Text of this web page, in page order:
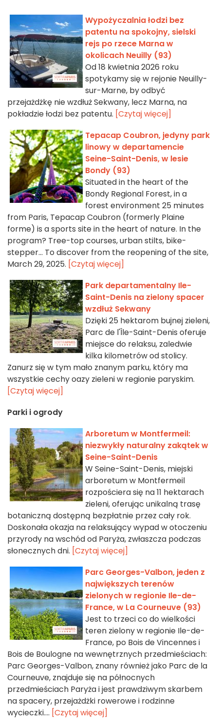
Wypożyczalnia łodzi bez
patentu na spokojny, sielski
rejs po rzece Marna w
okolicach Neuilly (93)
Od 18 kwietnia 2026 roku
spotykamy się w rejonie Neuilly-
sur-Marne, by odbyć
przejażdżkę nie wzdłuż Sekwany, lecz Marna, na
pokładzie łodzi bez patentu. [Czytaj więcej]
Tepacap Coubron, jedyny park
linowy w departamencie
Seine-Saint-Denis, w lesie
Bondy (93)
Situated in the heart of the
Bondy Regional Forest, in a
forest environment 25 minutes
from Paris, Tepacap Coubron (formerly Plaine
forme) is a sports site in the heart of nature. In the
program? Tree-top courses, urban stilts, bike-
stepper... To discover from the reopening of the site,
March 29, 2025. [Czytaj więcej]
Park departamentalny Ile-
Saint-Denis na zielony spacer
wzdłuż Sekwany
Dzięki 25 hektarom bujnej zieleni,
Parc de l'Île-Saint-Denis oferuje
miejsce do relaksu, zaledwie
kilka kilometrów od stolicy.
Zanurz się w tym mało znanym parku, który ma
wszystkie cechy oazy zieleni w regionie paryskim.
[Czytaj więcej]
Parki i ogrody
Arboretum w Montfermeil:
niezwykły naturalny zakątek w
Seine-Saint-Denis
W Seine-Saint-Denis, miejski
arboretum w Montfermeil
rozpościera się na 11 hektarach
zieleni, oferując unikalną trasę
botaniczną dostępną bezpłatnie przez cały rok.
Doskonała okazja na relaksujący wypad w otoczeniu
przyrody na wschód od Paryża, zwłaszcza podczas
słonecznych dni. [Czytaj więcej]
Parc Georges-Valbon, jeden z
największych terenów
zielonych w regionie Ile-de-
France, w La Courneuve (93)
Jest to trzeci co do wielkości
teren zielony w regionie Ile-de-
France, po Bois de Vincennes i
Bois de Boulogne na wewnętrznych przedmieściach:
Parc Georges-Valbon, znany również jako Parc de la
Courneuve, znajduje się na północnych
przedmieściach Paryża i jest prawdziwym skarbem
na spacery, przejażdżki rowerowe i rodzinne
wycieczki.... [Czytaj więcej]